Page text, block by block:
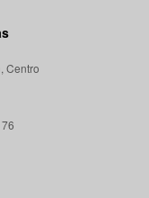
Centro